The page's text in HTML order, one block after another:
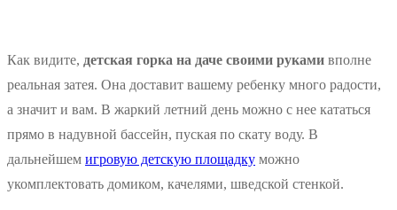
Как видите, детская горка на даче своими руками вполне
реальная затея. Она доставит вашему ребенку много радости,
а значит и вам. В жаркий летний день можно с нее кататься
прямо в надувной бассейн, пуская по скату воду. В
дальнейшем игровую детскую площадку можно
укомплектовать домиком, качелями, шведской стенкой.